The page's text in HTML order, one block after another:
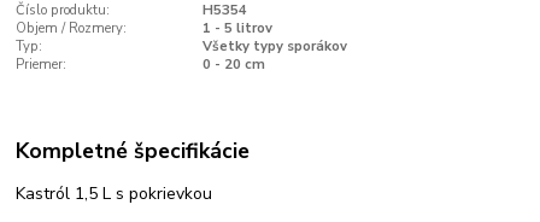
Číslo produktu:
H5354
Objem / Rozmery:
1 - 5 litrov
Typ:
Všetky typy sporákov
Priemer:
0 - 20 cm
Kompletné špecifikácie
Kastról 1,5 L s pokrievkou